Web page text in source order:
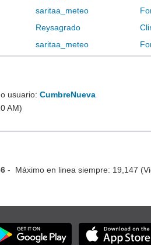
saritaa_meteo
Reysagrado
saritaa_meteo
usuario:CumbreNueva
AM)
- Máximo en linea siempre: 19,147